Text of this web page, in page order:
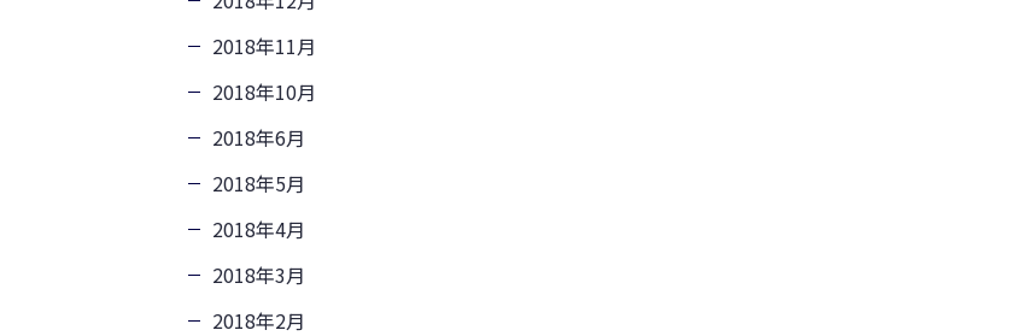
2018年11月
2018年10月
2018年6月
2018年5月
2018年4月
2018年3月
2018年2月